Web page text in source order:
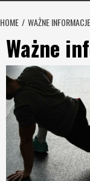
HOME WAŻNE
Ważne